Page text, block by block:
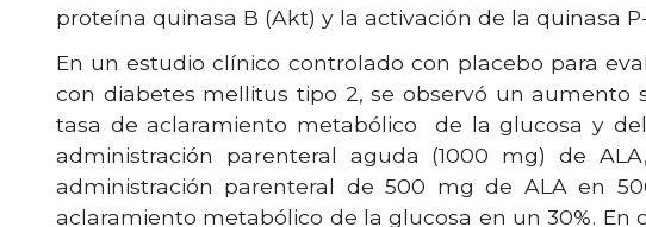
proteína quinasa B (Akt) y la activación de la quinasa P-
En un estudio clínico controlado con placebo para
con diabetes mellitus tipo 2, se observó un
tasa de aclaramiento metabólico de la glucosa y
administración parenteral aguda (1000 mg) de
administración parenteral de 500 mg de ALA en
aclaramiento metabólico de la glucosa en un 30%.